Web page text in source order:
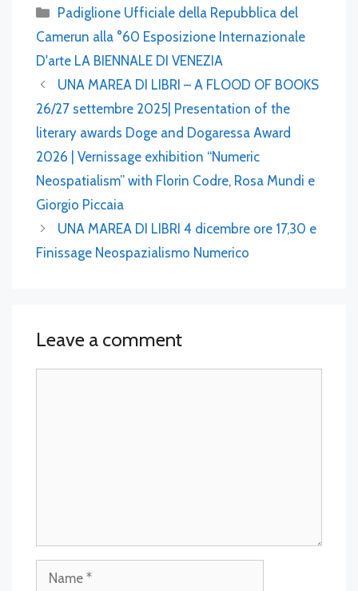
Categories
Padiglione Ufficiale della Repubblica del
Camerun alla °60 Esposizione Internazionale
D'arte LA BIENNALE DI VENEZIA
UNA MAREA DI LIBRI – A FLOOD OF BOOKS
26/27 settembre 2025| Presentation of the
literary awards Doge and Dogaressa Award
2026 | Vernissage exhibition “Numeric
Neospatialism” with Florin Codre, Rosa Mundi e
Giorgio Piccaia
UNA MAREA DI LIBRI 4 dicembre ore 17,30 e
Finissage Neospazialismo Numerico
Leave a comment